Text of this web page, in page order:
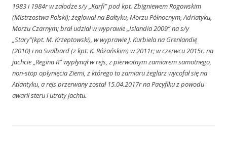
1983 i 1984r w załodze s/y „Karfi” pod kpt. Zbigniewem Rogowskim
(Mistrzostwa Polski); żeglował na Bałtyku, Morzu Północnym, Adriatyku,
Morzu Czarnym; brał udział w wyprawie „Islandia 2009” na s/y
„Stary”(kpt. M. Krzeptowski), w wyprawie J. Kurbiela na Grenlandię
(2010) i na Svalbard (z kpt. K. Różańskim) w 2011r; w czerwcu 2015r. na
jachcie „Regina R” wypłynął w rejs, z pierwotnym zamiarem samotnego,
non-stop opłynięcia Ziemi, z którego to zamiaru żeglarz wycofał się na
Atlantyku, a rejs przerwany został 15.04.2017r na Pacyfiku z powodu
awarii steru i utraty jachtu.